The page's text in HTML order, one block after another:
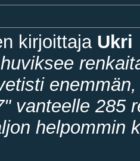
kirjoittaja Ukri
vanteelle 285
helpommin